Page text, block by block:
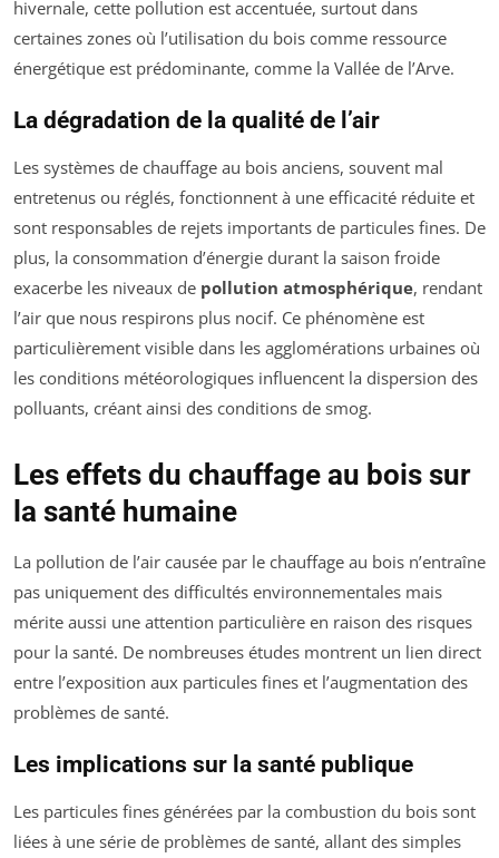
hivernale, cette pollution est accentuée, surtout dans
certaines zones où l’utilisation du bois comme ressource
énergétique est prédominante, comme la Vallée de l’Arve.
La dégradation de la qualité de l’air
Les systèmes de chauffage au bois anciens, souvent mal
entretenus ou réglés, fonctionnent à une efficacité réduite et
sont responsables de rejets importants de particules fines. De
plus, la consommation d’énergie durant la saison froide
exacerbe les niveaux de pollution atmosphérique, rendant
l’air que nous respirons plus nocif. Ce phénomène est
particulièrement visible dans les agglomérations urbaines où
les conditions météorologiques influencent la dispersion des
polluants, créant ainsi des conditions de smog.
Les effets du chauffage au bois sur
la santé humaine
La pollution de l’air causée par le chauffage au bois n’entraîne
pas uniquement des difficultés environnementales mais
mérite aussi une attention particulière en raison des risques
pour la santé. De nombreuses études montrent un lien direct
entre l’exposition aux particules fines et l’augmentation des
problèmes de santé.
Les implications sur la santé publique
Les particules fines générées par la combustion du bois sont
liées à une série de problèmes de santé, allant des simples